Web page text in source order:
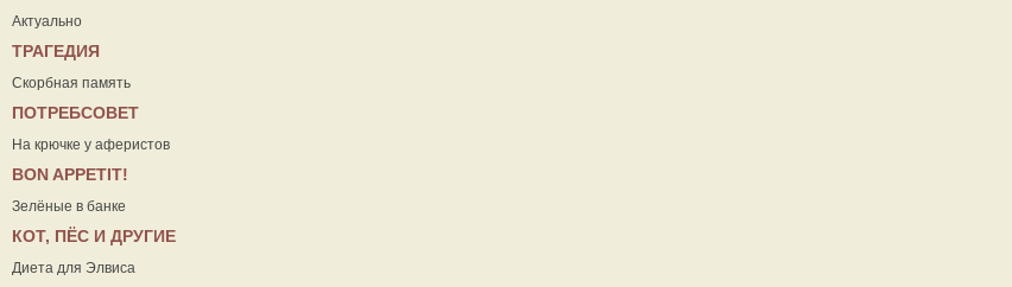
Актуально
ТРАГЕДИЯ
Скорбная память
ПОТРЕБСОВЕТ
На крючке у аферистов
ВON APPETIT!
Зелёные в банке
КОТ, ПЁС И ДРУГИЕ
Диета для Элвиса